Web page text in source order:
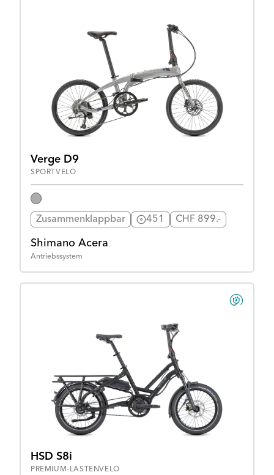
Verge D9
SPORTVELO
Zusammenklappbar 451 CHF 899.-
Shimano Acera
Antriebssystem
HSD S8i
PREMIUM-LASTENVELO